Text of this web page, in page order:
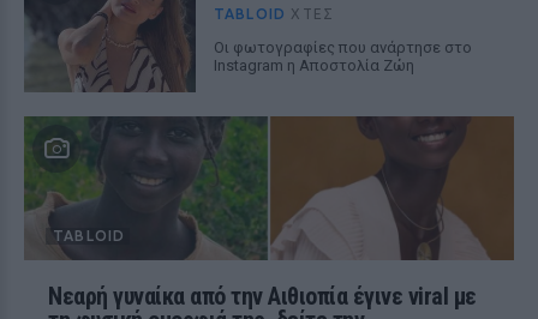
TABLOID ΧΤΕΣ
Οι φωτογραφίες που ανάρτησε στο
Instagram η Αποστολία Ζώη
TABLOID
Νεαρή γυναίκα από την Αιθιοπία έγινε viral με